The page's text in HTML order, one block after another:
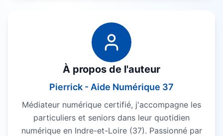
À propos de l'auteur
Pierrick - Aide Numérique 37
Médiateur numérique certifié, j'accompagne les
particuliers et seniors dans leur quotidien
numérique en Indre-et-Loire (37). Passionné par